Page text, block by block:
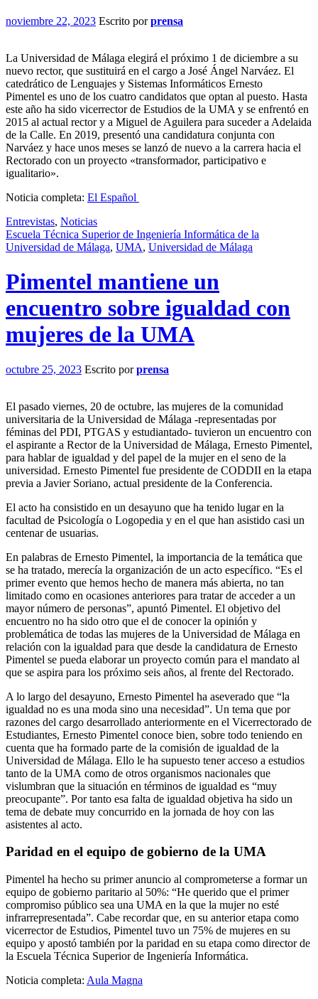
noviembre 22, 2023 Escrito porprensa
La Universidad de Málaga elegirá el próximo 1 de diciembre a su
nuevo rector, que sustituirá en el cargo a José Ángel Narváez. El
catedrático de Lenguajes y Sistemas Informáticos Ernesto
Pimentel es uno de los cuatro candidatos que optan al puesto. Hasta
este año ha sido vicerrector de Estudios de la UMA y se enfrentó en
2015 al actual rector y a Miguel de Aguilera para suceder a Adelaida
de la Calle. En 2019, presentó una candidatura conjunta con
Narváez y hace unos meses se lanzó de nuevo a la carrera hacia el
Rectorado con un proyecto «transformador, participativo e
igualitario».
Noticia completa: El Español
Entrevistas, Noticias
Escuela Técnica Superior de Ingeniería Informática de la
Universidad de Málaga, UMA, Universidad de Málaga
Pimentel mantiene un
encuentro sobre igualdad con
mujeres de la UMA
octubre 25, 2023 Escrito porprensa
El pasado viernes, 20 de octubre, las mujeres de la comunidad
universitaria de la Universidad de Málaga -representadas por
féminas del PDI, PTGAS y estudiantado- tuvieron un encuentro con
el aspirante a Rector de la Universidad de Málaga, Ernesto Pimentel,
para hablar de igualdad y del papel de la mujer en el seno de la
universidad. Ernesto Pimentel fue presidente de CODDII en la etapa
previa a Javier Soriano, actual presidente de la Conferencia.
El acto ha consistido en un desayuno que ha tenido lugar en la
facultad de Psicología o Logopedia y en el que han asistido casi un
centenar de usuarias.
En palabras de Ernesto Pimentel, la importancia de la temática que
se ha tratado, merecía la organización de un acto específico. “Es el
primer evento que hemos hecho de manera más abierta, no tan
limitado como en ocasiones anteriores para tratar de acceder a un
mayor número de personas”, apuntó Pimentel. El objetivo del
encuentro no ha sido otro que el de conocer la opinión y
problemática de todas las mujeres de la Universidad de Málaga en
relación con la igualdad para que desde la candidatura de Ernesto
Pimentel se pueda elaborar un proyecto común para el mandato al
que se aspira para los próximo seis años, al frente del Rectorado.
A lo largo del desayuno, Ernesto Pimentel ha aseverado que “la
igualdad no es una moda sino una necesidad”. Un tema que por
razones del cargo desarrollado anteriormente en el Vicerrectorado de
Estudiantes, Ernesto Pimentel conoce bien, sobre todo teniendo en
cuenta que ha formado parte de la comisión de igualdad de la
Universidad de Málaga. Ello le ha supuesto tener acceso a estudios
tanto de la UMA como de otros organismos nacionales que
vislumbran que la situación en términos de igualdad es “muy
preocupante”. Por tanto esa falta de igualdad objetiva ha sido un
tema de debate muy concurrido en la jornada de hoy con las
asistentes al acto.
Paridad en el equipo de gobierno de la UMA
Pimentel ha hecho su primer anuncio al comprometerse a formar un
equipo de gobierno paritario al 50%: “He querido que el primer
compromiso público sea una UMA en la que la mujer no esté
infrarrepresentada”. Cabe recordar que, en su anterior etapa como
vicerrector de Estudios, Pimentel tuvo un 75% de mujeres en su
equipo y apostó también por la paridad en su etapa como director de
la Escuela Técnica Superior de Ingeniería Informática.
Noticia completa: Aula Magna